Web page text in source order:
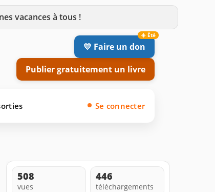
vacances à tous !
💛 Faire un don
Publier gratuitement un livre
Se connecter
508
vues
446
téléchargements